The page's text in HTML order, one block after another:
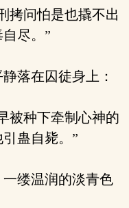
拷问怕是也撬不出
尽。”
落在囚徒身上：
被种下牵制心神的
蛊自毙。”
缕温润的淡青色